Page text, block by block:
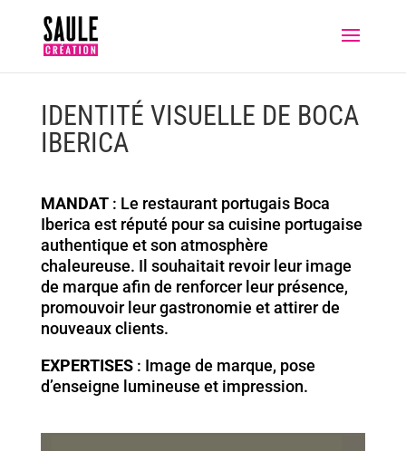
IDENTITÉ VISUELLE DE BOCA
IBERICA
MANDAT: Le restaurant portugais Boca
Iberica est réputé pour sa cuisine portugaise
authentique et son atmosphère
chaleureuse. Il souhaitait revoir leur image
de marque afin de renforcer leur présence,
promouvoir leur gastronomie et attirer de
nouveaux clients.
EXPERTISES : Image de marque, pose
d’enseigne lumineuse et impression.